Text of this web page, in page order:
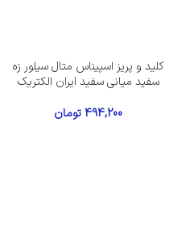
کلید و پریز اسپیناس متال سیلور زه
سفید میانی سفید ایران الکتریک
494,200تومان